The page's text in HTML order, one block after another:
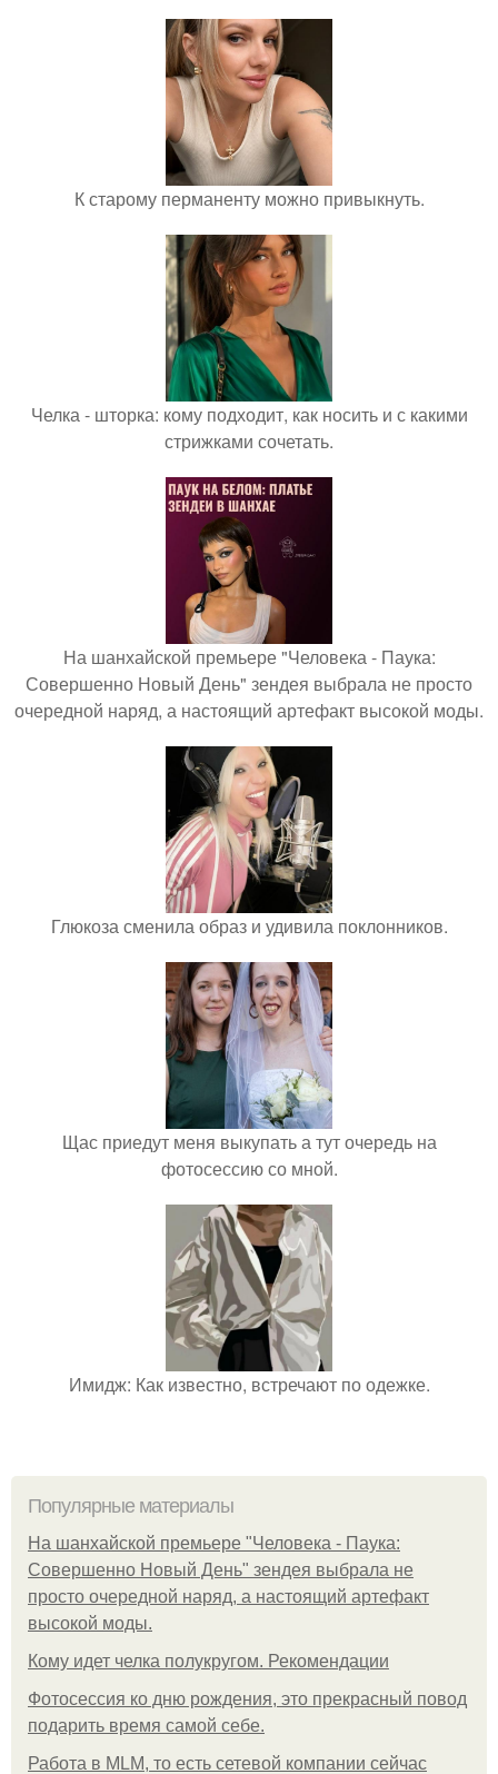
К старому перманенту можно привыкнуть.
Челка - шторка: кому подходит, как носить и с какими
стрижками сочетать.
На шанхайской премьере "Человека - Паука:
Совершенно Новый День" зендея выбрала не просто
очередной наряд, а настоящий артефакт высокой моды.
Глюкоза сменила образ и удивила поклонников.
Щас приедут меня выкупать а тут очередь на
фотосессию со мной.
Имидж: Как известно, встречают по одежке.
Популярные материалы
На шанхайской премьере "Человека - Паука:
Совершенно Новый День" зендея выбрала не
просто очередной наряд, а настоящий артефакт
высокой моды.
Кому идет челка полукругом. Рекомендации
Фотосессия ко дню рождения, это прекрасный повод
подарить время самой себе.
Работа в MLM, то есть сетевой компании сейчас